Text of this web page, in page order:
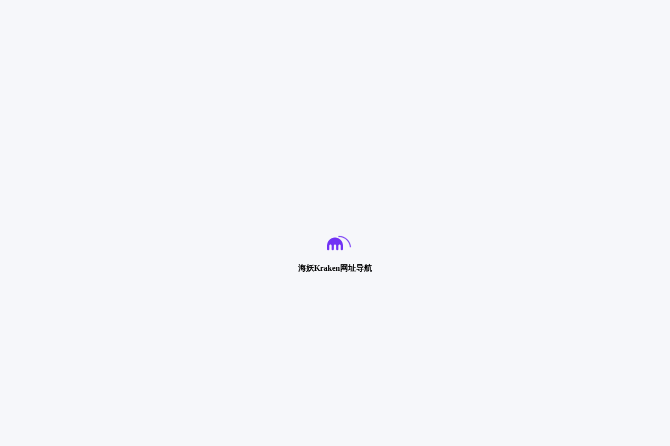
海妖Kraken网址导航